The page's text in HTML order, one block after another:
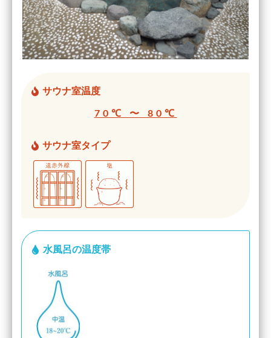
サウナ室温度
70℃ 〜 80℃
サウナ室タイプ
水風呂の温度帯